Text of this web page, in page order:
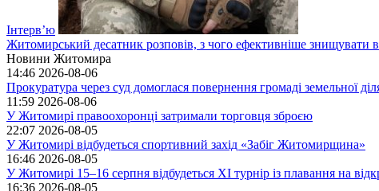
Інтерв’ю
Житомирський десатник розповів, з чого ефективніше знищувати
Новини Житомира
14:46 2026-08-06
Прокуратура через суд домоглася повернення громаді земельної
11:59 2026-08-06
У Житомирі правоохоронці затримали торговця зброєю
22:07 2026-08-05
У Житомирі відбудеться спортивний захід «Забіг Житомирщина»
16:46 2026-08-05
У Житомирі 15–16 серпня відбудеться XI турнір із плавання на
16:36 2026-08-05